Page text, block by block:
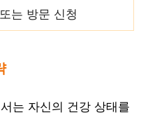
는 방문 신청
는 자신의 건강 상태를